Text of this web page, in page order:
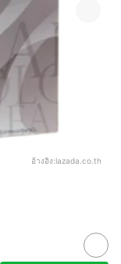
อ้างอิง:lazada.co.th